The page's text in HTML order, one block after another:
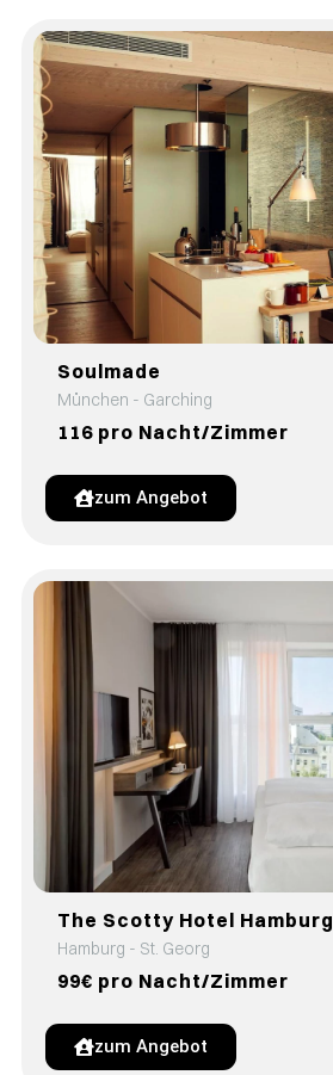
Soulmade
München - Garching
116 pro Nacht/Zimmer
zum Angebot
The Scotty Hotel Hamburg
Hamburg - St. Georg
99€ pro Nacht/Zimmer
zum Angebot